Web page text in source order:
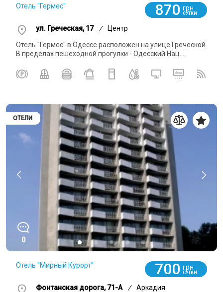
Отель "Гермес" 870 грн
СУТКИ
ул. Греческая, 17 / Центр
Отель "Гермес" в Одессе расположен на улице Греческой.
В пределах пешеходной прогулки - Одесский Нац...
ОТЕЛИ
0
Отель "Мирный Курорт" 700 грн
СУТКИ
Фонтанская дорога, 71-А /
Аркадия